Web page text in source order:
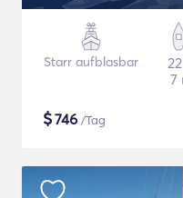
Starr aufblasbar
7
$746 /Tag